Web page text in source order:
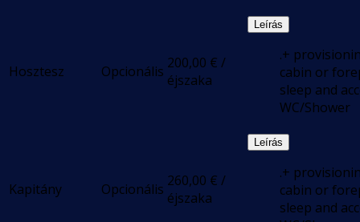
Hosztesz Opcionális 200,00 € /
éjszaka
Leírás
.+
cabin or
sleep and
WC/Shower
Kapitány Opcionális 260,00 € /
éjszaka
Leírás
.+
cabin or
sleep and